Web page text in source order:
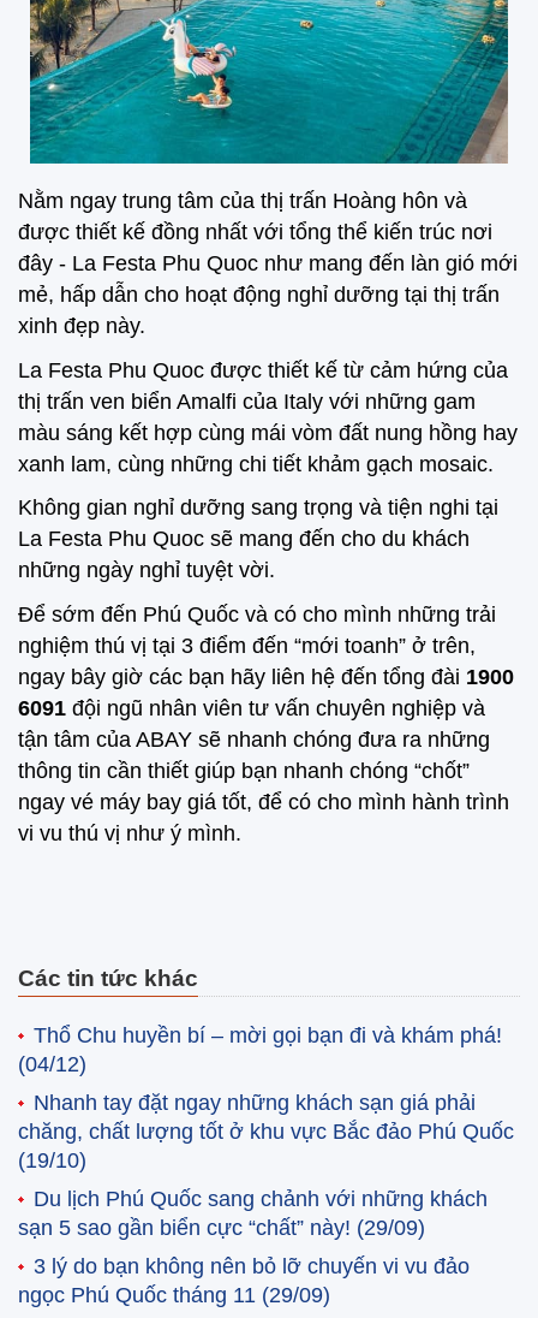
Nằm ngay trung tâm của thị trấn Hoàng hôn và
được thiết kế đồng nhất với tổng thể kiến trúc nơi
đây - La Festa Phu Quoc như mang đến làn gió mới
mẻ, hấp dẫn cho hoạt động nghỉ dưỡng tại thị trấn
xinh đẹp này.
La Festa Phu Quoc được thiết kế từ cảm hứng của
thị trấn ven biển Amalfi của Italy với những gam
màu sáng kết hợp cùng mái vòm đất nung hồng hay
xanh lam, cùng những chi tiết khảm gạch mosaic.
Không gian nghỉ dưỡng sang trọng và tiện nghi tại
La Festa Phu Quoc sẽ mang đến cho du khách
những ngày nghỉ tuyệt vời.
Để sớm đến Phú Quốc và có cho mình những trải
nghiệm thú vị tại 3 điểm đến “mới toanh” ở trên,
ngay bây giờ các bạn hãy liên hệ đến tổng đài 1900
6091 đội ngũ nhân viên tư vấn chuyên nghiệp và
tận tâm của ABAY sẽ nhanh chóng đưa ra những
thông tin cần thiết giúp bạn nhanh chóng “chốt”
ngay vé máy bay giá tốt, để có cho mình hành trình
vi vu thú vị như ý mình.
Các tin tức khác
Thổ Chu huyền bí – mời gọi bạn đi và khám phá!
(04/12)
Nhanh tay đặt ngay những khách sạn giá phải
chăng, chất lượng tốt ở khu vực Bắc đảo Phú Quốc
(19/10)
Du lịch Phú Quốc sang chảnh với những khách
sạn 5 sao gần biển cực “chất” này! (29/09)
3 lý do bạn không nên bỏ lỡ chuyến vi vu đảo
ngọc Phú Quốc tháng 11 (29/09)